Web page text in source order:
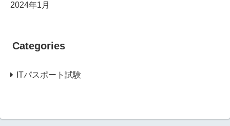
2024年1月
Categories
ITパスポート試験